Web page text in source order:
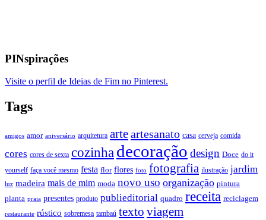
PINspirações
Visite o perfil de Ideias de Fim no Pinterest.
Tags
amigos amor aniversário arquitetura arteartesanato casa cerveja comida
cores cores de sexta cozinha decoração design Doce do it
yourself faça você mesmo festa flor flores foto fotografia ilustração jardim
luz madeira mais de mim moda novo uso organização pintura
planta praia presentes produto publieditorial quadro receita reciclagem
restaurante rústico sobremesa tambaú texto viagem